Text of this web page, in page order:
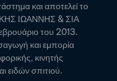
και αποτελεί το
ΙΩΑΝΝΗΣ & ΣΙΑ
του 2013.
και εμπορία
κινητής
ειδών σπιτιού.